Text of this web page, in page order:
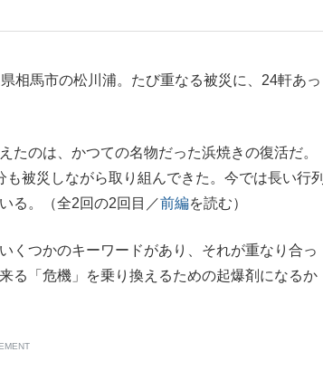
死去し...
もっと見る
相馬市の松川浦。たび重なる被災に、24軒あっ
のは、かつての名物だった浜焼きの復活だ。
被災しながら取り組んできた。今では長い行列
る。（全2回の2回目／前編を読む）
つかのキーワードがあり、それが重なり合っ
る「危機」を乗り換えるための起爆剤になるか